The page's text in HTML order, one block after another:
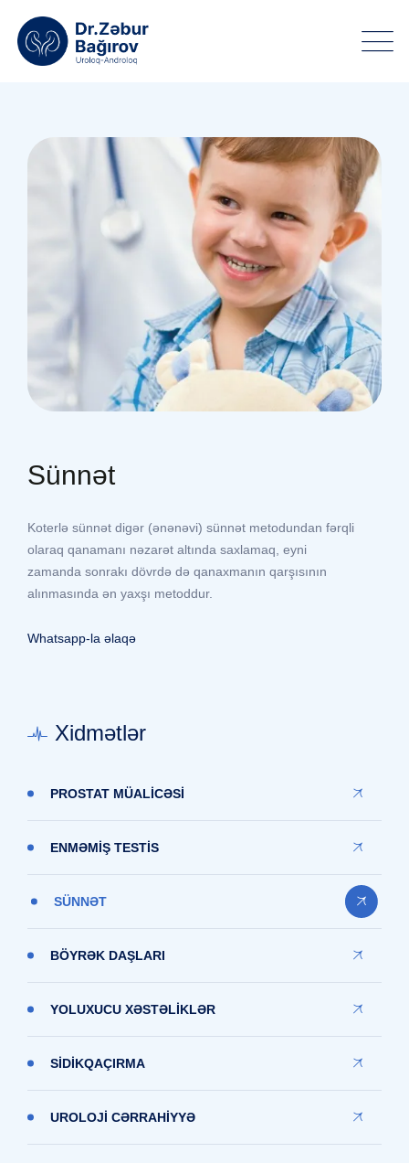
Sünnət
Koterlə sünnət digər (ənənəvi) sünnət metodundan fərqli
olaraq qanamanı nəzarət altında saxlamaq, eyni
zamanda sonrakı dövrdə də qanaxmanın qarşısının
alınmasında ən yaxşı metoddur.
Whatsapp-la əlaqə
Xidmətlər
PROSTAT MÜALİCƏSİ
ENMƏMİŞ TESTİS
SÜNNƏT
BÖYRƏK DAŞLARI
YOLUXUCU XƏSTƏLİKLƏR
SİDİKQAÇIRMA
UROLOJİ CƏRRAHİYYƏ